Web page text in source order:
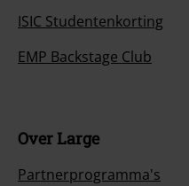
ISIC Studentenkorting
EMP Backstage Club
Over Large
Partnerprogramma's